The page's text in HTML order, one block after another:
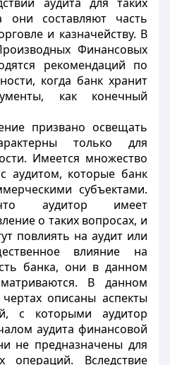
они составляют часть
и казначейству. В
Финансовых
рекомендаций по
когда банк хранит
как конечный
призвано освещать
только для
Имеется множество
аудитом, которые банк
субъектами.
что аудитор имеет
о таких вопросах, и
повлиять на аудит или
влияние на
банка, они в данном
В данном
описаны аспекты
с которыми аудитор
аудита финансовой
не предназначены для
операций. Вследствие